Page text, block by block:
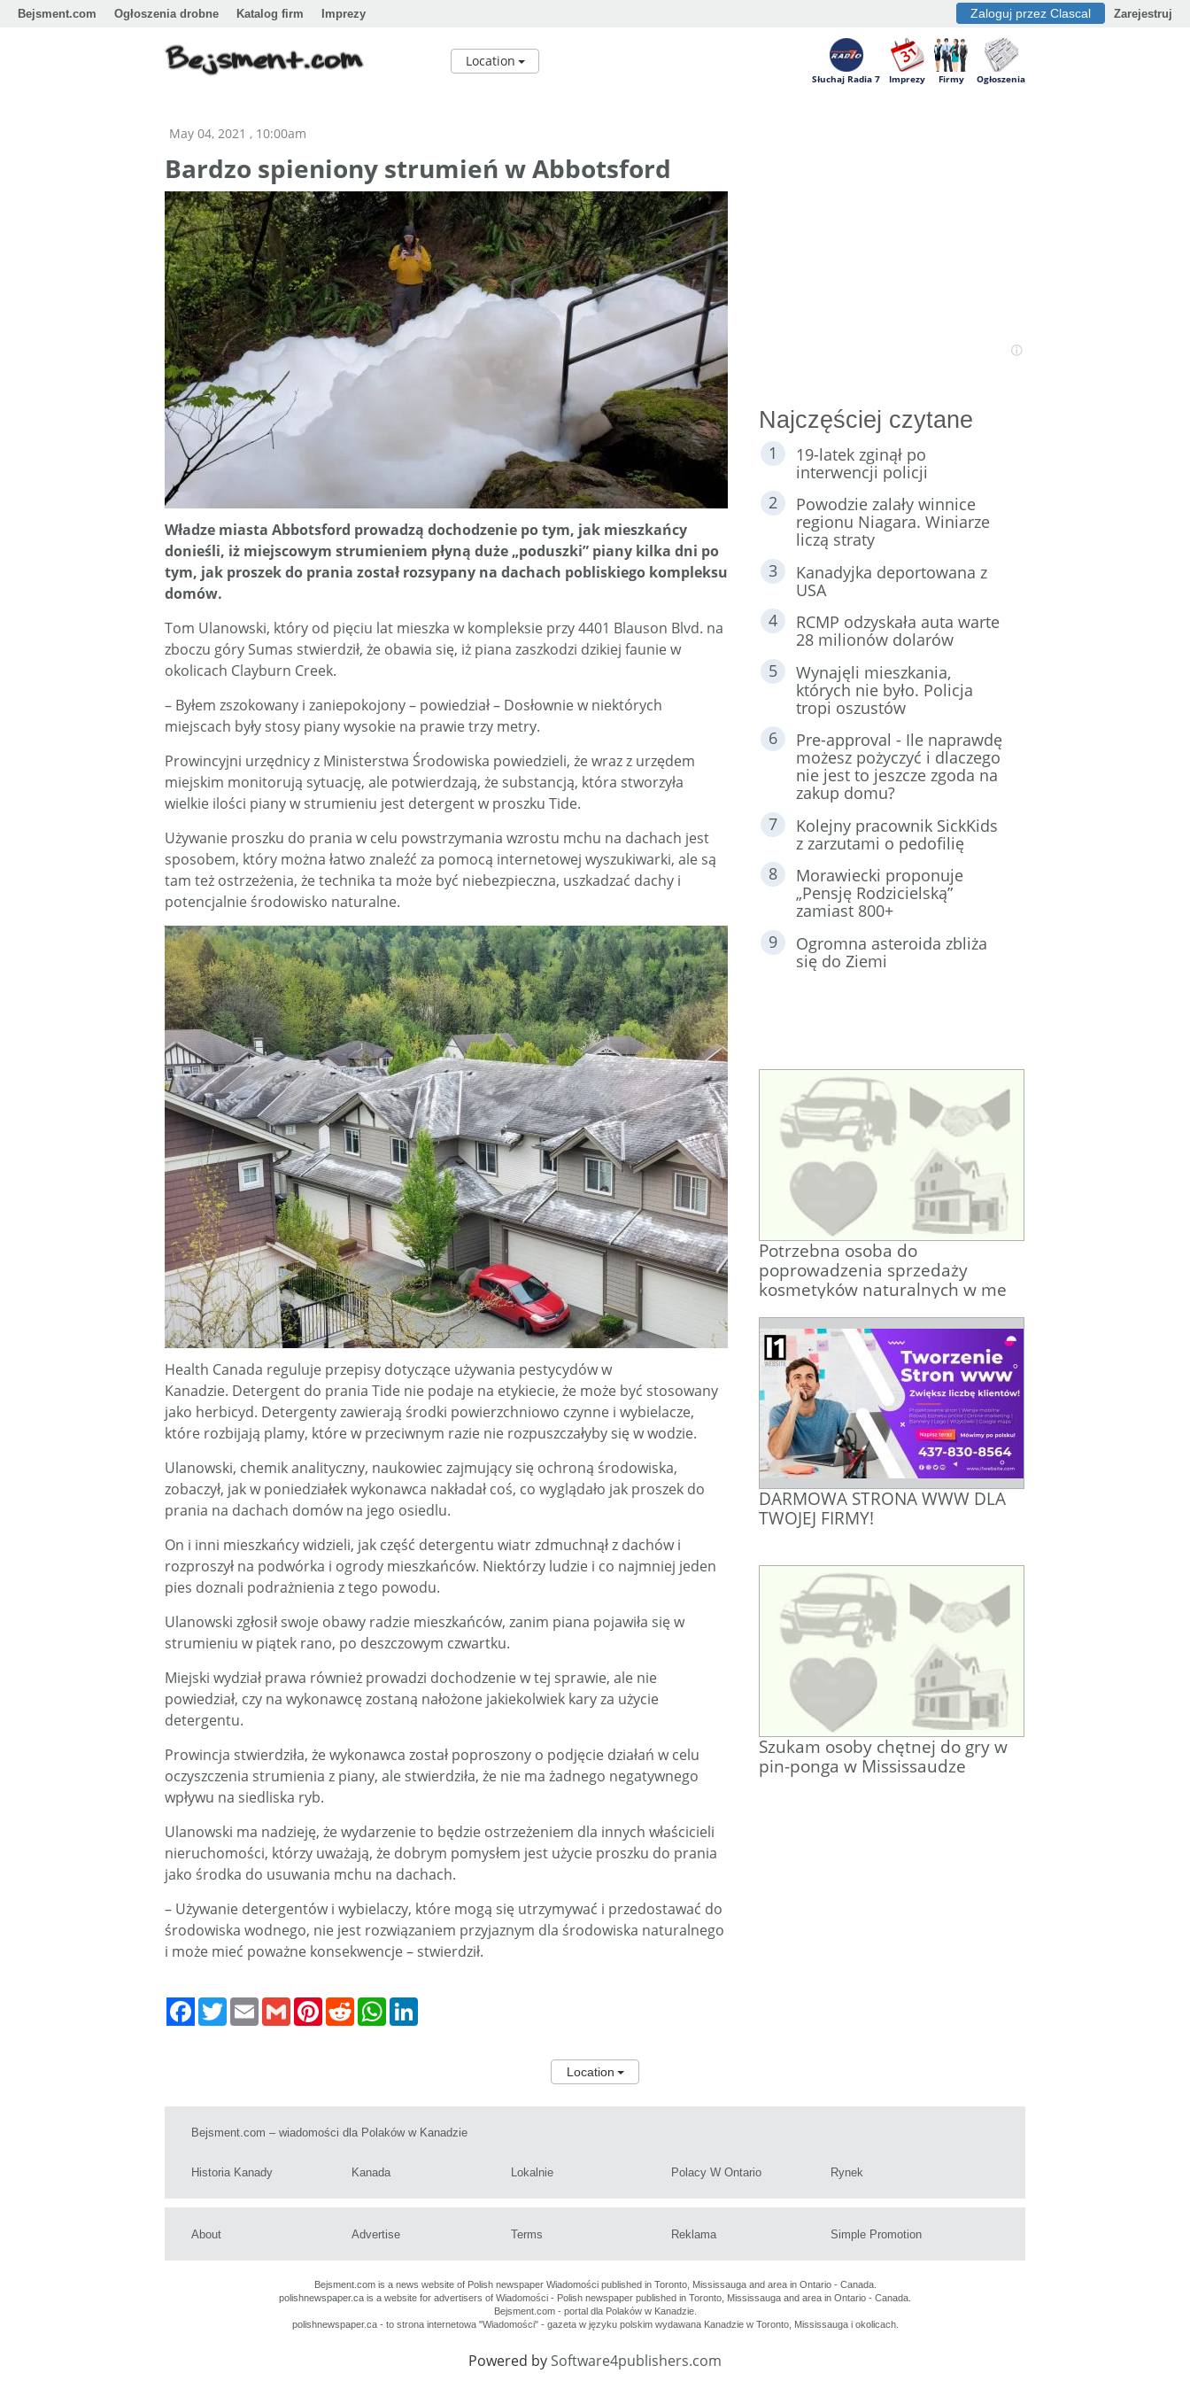
Bejsment.com Ogłoszenia drobne Katalog firm Imprezy Zaloguj przez Clascal Zarejestruj
Location
Słuchaj Radia 7 Imprezy Firmy Ogłoszenia
May 04, 2021 , 10:00am
Bardzo spieniony strumień w Abbotsford
Władze miasta Abbotsford prowadzą dochodzenie po tym, jak mieszkańcy
donieśli, iż miejscowym strumieniem płyną duże „poduszki” piany kilka dni po
tym, jak proszek do prania został rozsypany na dachach pobliskiego kompleksu
domów.
Tom Ulanowski, który od pięciu lat mieszka w kompleksie przy 4401 Blauson Blvd. na
zboczu góry Sumas stwierdził, że obawia się, iż piana zaszkodzi dzikiej faunie w
okolicach Clayburn Creek.
– Byłem zszokowany i zaniepokojony – powiedział – Dosłownie w niektórych
miejscach były stosy piany wysokie na prawie trzy metry.
Prowincyjni urzędnicy z Ministerstwa Środowiska powiedzieli, że wraz z urzędem
miejskim monitorują sytuację, ale potwierdzają, że substancją, która stworzyła
wielkie ilości piany w strumieniu jest detergent w proszku Tide.
Używanie proszku do prania w celu powstrzymania wzrostu mchu na dachach jest
sposobem, który można łatwo znaleźć za pomocą internetowej wyszukiwarki, ale są
tam też ostrzeżenia, że ​​technika ta może być niebezpieczna, uszkadzać dachy i
potencjalnie środowisko naturalne.
Health Canada reguluje przepisy dotyczące używania pestycydów w
Kanadzie. Detergent do prania Tide nie podaje na etykiecie, że może być stosowany
jako herbicyd. Detergenty zawierają środki powierzchniowo czynne i wybielacze,
które rozbijają plamy, które w przeciwnym razie nie rozpuszczałyby się w wodzie.
Ulanowski, chemik analityczny, naukowiec zajmujący się ochroną środowiska,
zobaczył, jak w poniedziałek wykonawca nakładał coś, co wyglądało jak proszek do
prania na dachach domów na jego osiedlu.
On i inni mieszkańcy widzieli, jak część detergentu wiatr zdmuchnął z dachów i
rozproszył na podwórka i ogrody mieszkańców. Niektórzy ludzie i co najmniej jeden
pies doznali podrażnienia z tego powodu.
Ulanowski zgłosił swoje obawy radzie mieszkańców, zanim piana pojawiła się w
strumieniu w piątek rano, po deszczowym czwartku.
Miejski wydział prawa również prowadzi dochodzenie w tej sprawie, ale nie
powiedział, czy na wykonawcę zostaną nałożone jakiekolwiek kary za użycie
detergentu.
Prowincja stwierdziła, że ​​wykonawca został poproszony o podjęcie działań w celu
oczyszczenia strumienia z piany, ale stwierdziła, że ​​nie ma żadnego negatywnego
wpływu na siedliska ryb.
Ulanowski ma nadzieję, że wydarzenie to będzie ostrzeżeniem dla innych właścicieli
nieruchomości, którzy uważają, że dobrym pomysłem jest użycie proszku do prania
jako środka do usuwania mchu na dachach.
– Używanie detergentów i wybielaczy, które mogą się utrzymywać i przedostawać do
środowiska wodnego, nie jest rozwiązaniem przyjaznym dla środowiska naturalnego
i może mieć poważne konsekwencje – stwierdził.
TwitterEmail Gmail PinterestRedditWhatsApp
Najczęściej czytane
19-latek zginął po
interwencji policji
Powodzie zalały winnice
regionu Niagara. Winiarze
liczą straty
Kanadyjka deportowana z
USA
RCMP odzyskała auta warte
28 milionów dolarów
Wynajęli mieszkania,
których nie było. Policja
tropi oszustów
Pre-approval - Ile naprawdę
możesz pożyczyć i dlaczego
nie jest to jeszcze zgoda na
zakup domu?
Kolejny pracownik SickKids
z zarzutami o pedofilię
Morawiecki proponuje
„Pensję Rodzicielską”
zamiast 800+
Ogromna asteroida zbliża
się do Ziemi
Potrzebna osoba do
poprowadzenia sprzedaży
kosmetyków naturalnych w me
DARMOWA STRONA WWW DLA
TWOJEJ FIRMY!
Szukam osoby chętnej do gry w
pin-ponga w Mississaudze
Location
Bejsment.com – wiadomości dla Polaków w Kanadzie
Historia Kanady Kanada Lokalnie Polacy W Ontario Rynek
About Advertise Terms Reklama Simple Promotion
Bejsment.comis a news website of Polish newspaper Wiadomości published in Toronto, Mississauga and area in Ontario - Canada.
polishnewspaper.ca is a website for advertisers of Wiadomości - Polish newspaper published in Toronto, Mississauga and area in Ontario - Canada.
Bejsment.com- portal dla Polaków w Kanadzie.
polishnewspaper.ca - to strona internetowa "Wiadomości" - gazeta w języku polskim wydawana Kanadzie w Toronto, Mississauga i okolicach.
Powered by Software4publishers.com